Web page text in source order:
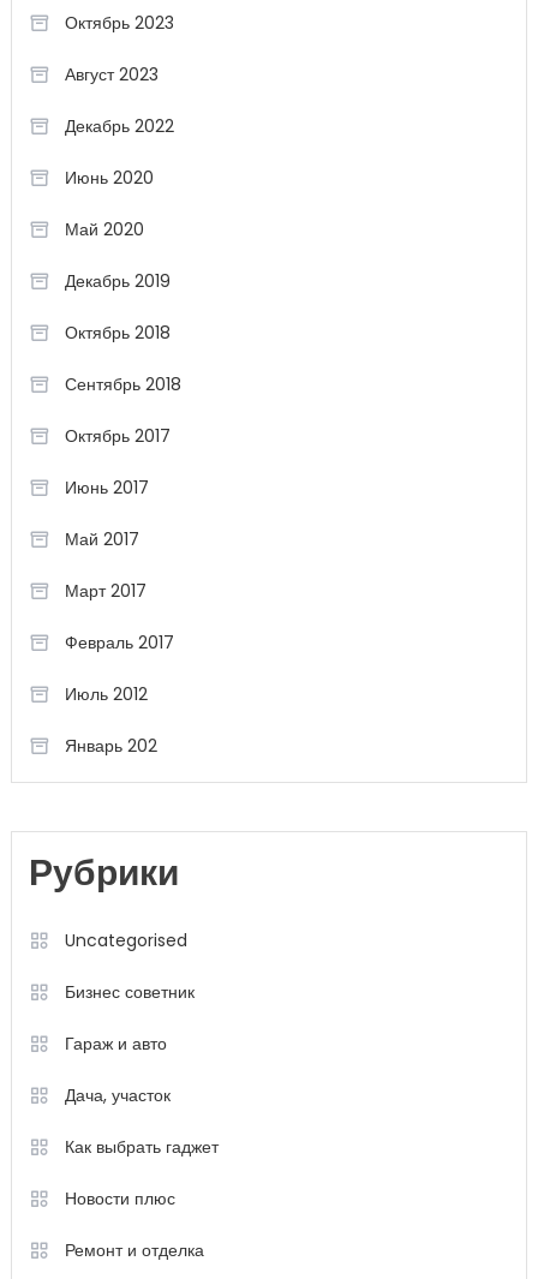
Октябрь 2023
Август 2023
Декабрь 2022
Июнь 2020
Май 2020
Декабрь 2019
Октябрь 2018
Сентябрь 2018
Октябрь 2017
Июнь 2017
Май 2017
Март 2017
Февраль 2017
Июль 2012
Январь 202
Рубрики
Uncategorised
Бизнес советник
Гараж и авто
Дача, участок
Как выбрать гаджет
Новости плюс
Ремонт и отделка